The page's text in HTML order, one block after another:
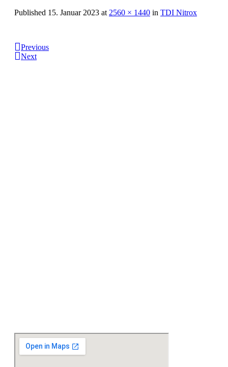
Published 15. Januar 2023 at 2560 × 1440 in TDI Nitrox
Previous
Next